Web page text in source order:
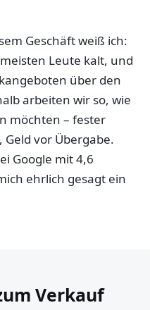
Geschäft weiß ich:
Leute kalt, und
über den
arbeiten wir so, wie
möchten – fester
vor Übergabe.
Google mit 4,6
ehrlich gesagt ein
Verkauf